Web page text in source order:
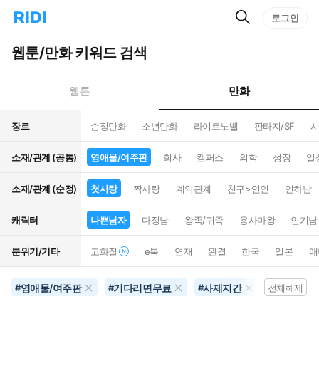
리
홈
으
턴
트
검
로그인
웹툰/만화 키워드 검색
웹툰 만화
장르 순정만화 소년만화 라이트노벨 판타지/SF
소재/관계 (공통) 영애물/여주판 회사 캠퍼스 의학 성장 일
소재/관계 (순정) 첫사랑 짝사랑 계약관계 친구>연인 연하남
캐릭터 나쁜남자 다정남 왕족/귀족 용사마왕 인기남
분위기/기타 고화질 e북 연재 완결 한국 일본
#영애물/여주판 #기다리면무료 #사제지간 #10권이상
전체해제